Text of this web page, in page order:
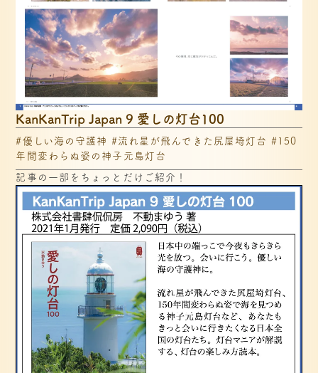
KanKanTrip Japan 9 愛しの灯台100
#優しい海の守護神 #流れ星が飛んできた尻屋埼灯台 #150
年間変わらぬ姿の神子元島灯台
記事の一部をちょっとだけご紹介！